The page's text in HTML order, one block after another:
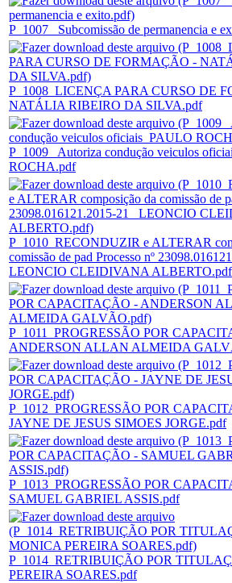
P_1007_ Subcomissão de permanencia e
P_1008_LICENÇA PARA CURSO DE
NATÁLIA RIBEIRO DA SILVA.pdf
P_1009_ Autoriza condução veiculos
ROCHA.pdf
P_1010_RECONDUZIR e ALTERAR
comissão de pad Processo nº
LEONCIO CLEIDIVANA ALBERTO.pdf
P_1011_PROGRESSÃO POR
ANDERSON ALLAN ALMEIDA
P_1012_PROGRESSÃO POR
JAYNE DE JESUS SIMOES JORGE.pdf
P_1013_PROGRESSÃO POR
SAMUEL GABRIEL ASSIS.pdf
P_1014_RETRIBUIÇÃO POR
PEREIRA SOARES.pdf